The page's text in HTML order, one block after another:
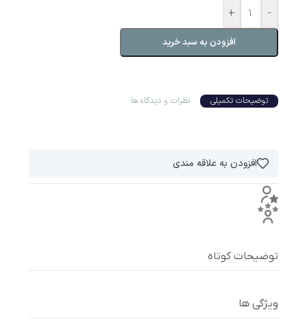
-
+
افزودن به سبد خرید
توضیحات تکمیلی نظرات و دیدگاه ها
توضیحات کوتاه
ویژگی ها
افزودن به علاقه مندی